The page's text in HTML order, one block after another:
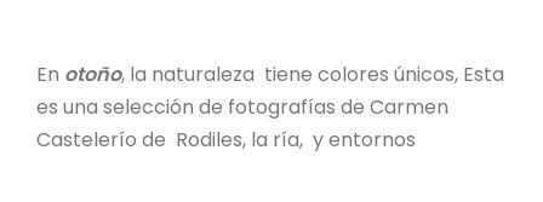
En otoño, la naturaleza tiene colores únicos, Esta
es una selección de fotografías de Carmen
Castelerío de Rodiles, la ría, y entornos